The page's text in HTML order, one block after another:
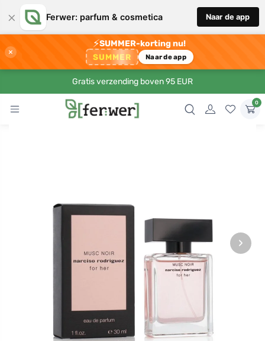
× Ferwer: parfum & cosmetica Naar de app
×
⚡SUMMER-korting nu!
SUMMER Naar de app
Gratis verzending boven 95 EUR
0
›